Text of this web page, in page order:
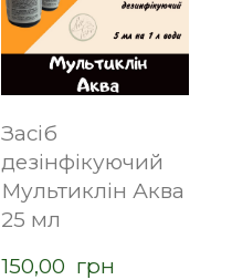
Засіб
дезінфікуючий
Мультиклін Аква
25 мл
150,00  грн